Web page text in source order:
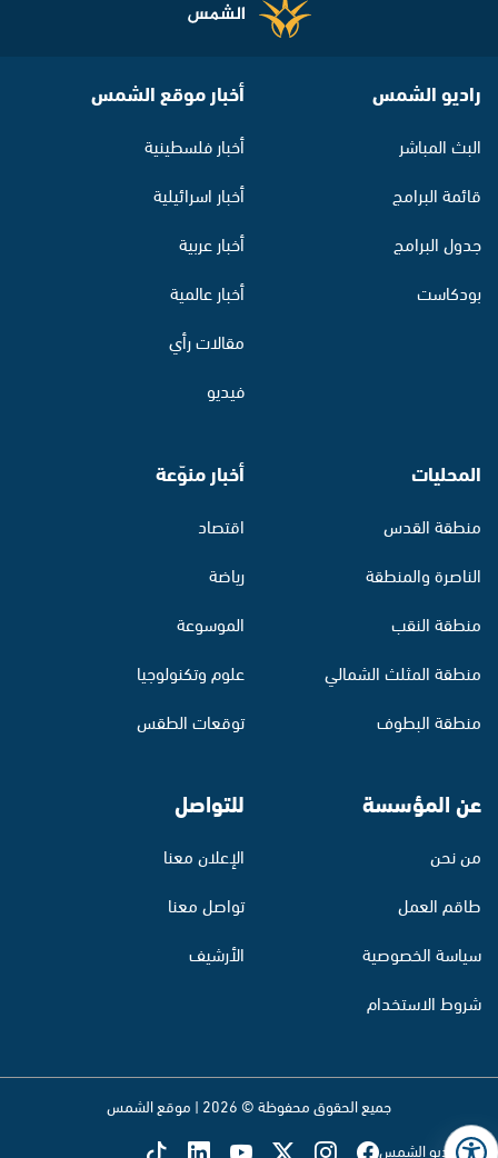
راديو الشمس
البث المباشر
قائمة البرامج
جدول البرامج
بودكاست
أخبار موقع الشمس
أخبار فلسطينية
أخبار اسرائيلية
أخبار عربية
أخبار عالمية
مقالات رأي
فيديو
المحليات
منطقة القدس
الناصرة والمنطقة
منطقة النقب
منطقة المثلث الشمالي
منطقة البطوف
أخبار منوّعة
اقتصاد
رياضة
الموسوعة
علوم وتكنولوجيا
توقعات الطقس
عن المؤسسة
من نحن
طاقم العمل
سياسة الخصوصية
شروط الاستخدام
للتواصل
الإعلان معنا
تواصل معنا
الأرشيف
جميع الحقوق محفوظة © 2026 | موقع الشمس
تابع راديو الشمس